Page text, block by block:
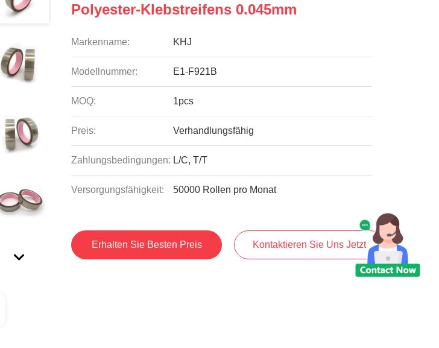
Polyester-Klebstreifens 0.045mm
Markenname: KHJ
Modellnummer: E1-F921B
MOQ: 1pcs
Preis: Verhandlungsfähig
Zahlungsbedingungen: L/C, T/T
Versorgungsfähigkeit: 50000 Rollen pro Monat
Erhalten Sie Besten Preis Kontaktieren Sie Uns Jetzt